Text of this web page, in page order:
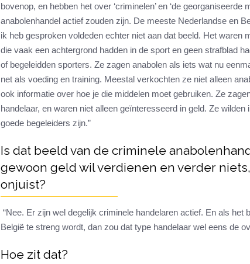
bovenop, en hebben het over ‘criminelen’ en ‘de georganiseerde
anabolenhandel actief zouden zijn. De meeste Nederlandse en
ik heb gesproken voldeden echter niet aan dat beeld. Het waren
die vaak een achtergrond hadden in de sport en geen strafblad
of begeleidden sporters. Ze zagen anabolen als iets wat nu
net als voeding en training. Meestal verkochten ze niet alleen
ook informatie over hoe je die middelen moet gebruiken. Ze
handelaar, en waren niet alleen geïnteresseerd in geld. Ze wilden
goede begeleiders zijn.”
Is dat beeld van de criminele
gewoon geld wil verdienen en verder
onjuist?
“Nee. Er zijn wel degelijk criminele handelaren actief. En als het
België te streng wordt, dan zou dat type handelaar wel eens de
Hoe zit dat?